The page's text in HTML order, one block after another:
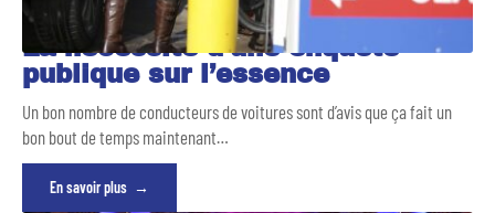
La nécessité d’une enquête
publique sur l’essence
Un bon nombre de conducteurs de voitures sont d’avis que ça fait un
bon bout de temps maintenant…
En savoir plus